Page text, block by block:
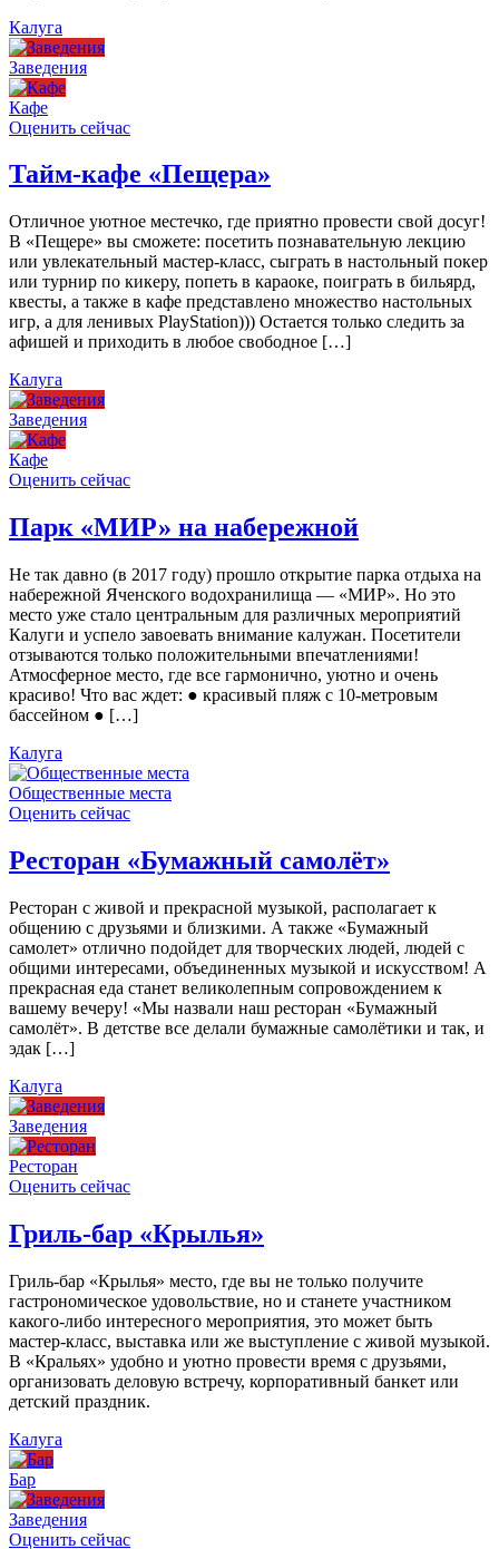
Калуга
Заведения
Кафе
Оценить сейчас
Тайм-кафе «Пещера»
Отличное уютное местечко, где приятно провести свой досуг!
В «Пещере» вы сможете: посетить познавательную лекцию
или увлекательный мастер-класс, сыграть в настольный покер
или турнир по кикеру, попеть в караоке, поиграть в бильярд,
квесты, а также в кафе представлено множество настольных
игр, а для ленивых PlayStation))) Остается только следить за
афишей и приходить в любое свободное […]
Калуга
Заведения
Кафе
Оценить сейчас
Парк «МИР» на набережной
Не так давно (в 2017 году) прошло открытие парка отдыха на
набережной Яченского водохранилища — «МИР». Но это
место уже стало центральным для различных мероприятий
Калуги и успело завоевать внимание калужан. Посетители
отзываются только положительными впечатлениями!
Атмосферное место, где все гармонично, уютно и очень
красиво! Что вас ждет: ● красивый пляж с 10-метровым
бассейном ● […]
Калуга
Общественные места
Оценить сейчас
Ресторан «Бумажный самолёт»
Ресторан с живой и прекрасной музыкой, располагает к
общению с друзьями и близкими. А также «Бумажный
самолет» отлично подойдет для творческих людей, людей с
общими интересами, объединенных музыкой и искусством! А
прекрасная еда станет великолепным сопровождением к
вашему вечеру! «Мы назвали наш ресторан «Бумажный
самолёт». В детстве все делали бумажные самолётики и так, и
эдак […]
Калуга
Заведения
Ресторан
Оценить сейчас
Гриль-бар «Крылья»
Гриль-бар «Крылья» место, где вы не только получите
гастрономическое удовольствие, но и станете участником
какого-либо интересного мероприятия, это может быть
мастер-класс, выставка или же выступление с живой музыкой.
В «Кральях» удобно и уютно провести время с друзьями,
организовать деловую встречу, корпоративный банкет или
детский праздник.
Калуга
Бар
Заведения
Оценить сейчас